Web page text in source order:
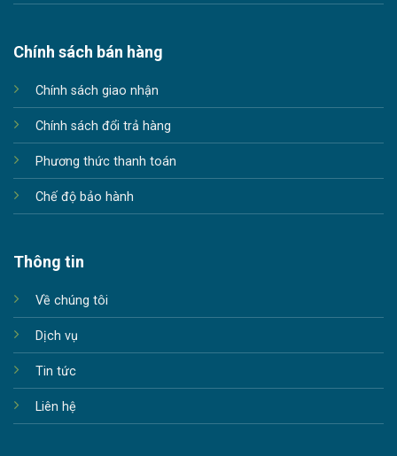
Chính sách bán hàng
Chính sách giao nhận
Chính sách đổi trả hàng
Phương thức thanh toán
Chế độ bảo hành
Thông tin
Về chúng tôi
Dịch vụ
Tin tức
Liên hệ